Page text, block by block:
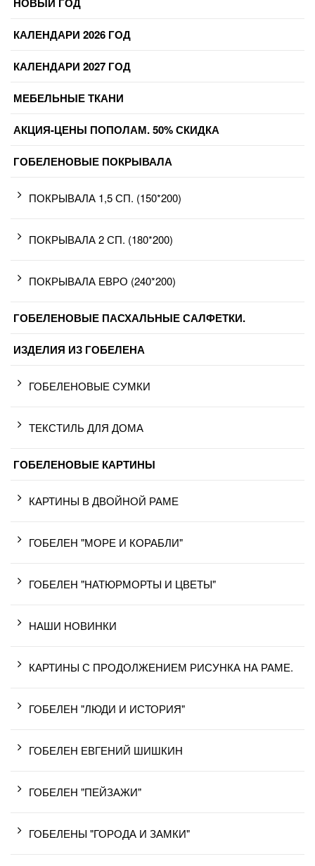
КАЛЕНДАРИ 2026 ГОД
КАЛЕНДАРИ 2027 ГОД
МЕБЕЛЬНЫЕ ТКАНИ
АКЦИЯ-ЦЕНЫ ПОПОЛАМ. 50% СКИДКА
ГОБЕЛЕНОВЫЕ ПОКРЫВАЛА
ПОКРЫВАЛА 1,5 СП. (150*200)
ПОКРЫВАЛА 2 СП. (180*200)
ПОКРЫВАЛА ЕВРО (240*200)
ГОБЕЛЕНОВЫЕ ПАСХАЛЬНЫЕ САЛФЕТКИ.
ИЗДЕЛИЯ ИЗ ГОБЕЛЕНА
ГОБЕЛЕНОВЫЕ СУМКИ
ТЕКСТИЛЬ ДЛЯ ДОМА
ГОБЕЛЕНОВЫЕ КАРТИНЫ
КАРТИНЫ В ДВОЙНОЙ РАМЕ
ГОБЕЛЕН "МОРЕ И КОРАБЛИ"
ГОБЕЛЕН "НАТЮРМОРТЫ И ЦВЕТЫ"
НАШИ НОВИНКИ
КАРТИНЫ С ПРОДОЛЖЕНИЕМ РИСУНКА НА РАМЕ.
ГОБЕЛЕН "ЛЮДИ И ИСТОРИЯ"
ГОБЕЛЕН ЕВГЕНИЙ ШИШКИН
ГОБЕЛЕН "ПЕЙЗАЖИ"
ГОБЕЛЕНЫ "ГОРОДА И ЗАМКИ"